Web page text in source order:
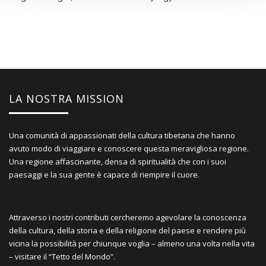
LA NOSTRA MISSION
Una comunità di appassionati della cultura tibetana che hanno
avuto modo di viaggiare e conoscere questa meravigliosa regione.
Una regione affascinante, densa di spiritualità che con i suoi
paesaggi e la sua gente è capace di riempire il cuore.
Attraverso i nostri contributi cercheremo agevolare la conoscenza
della cultura, della storia e della religione del paese e rendere più
vicina la possibilità per chiunque voglia – almeno una volta nella vita
– visitare il “Tetto del Mondo”.